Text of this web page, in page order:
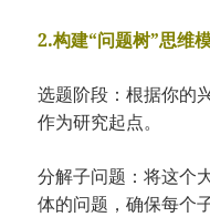
2.构建“问题树”思维
选题阶段：根据你的
作为研究起点。
分解子问题：将这个
体的问题，确保每个